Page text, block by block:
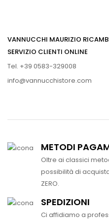
VANNUCCHI MAURIZIO
SERVIZIO CLIENTI ONLINE
Tel. +39 0583-329008
info@vannucchistore.com
METODI
Oltre ai classici
possibilità di
ZERO.
SPEDIZIONI
Ci affidiamo a